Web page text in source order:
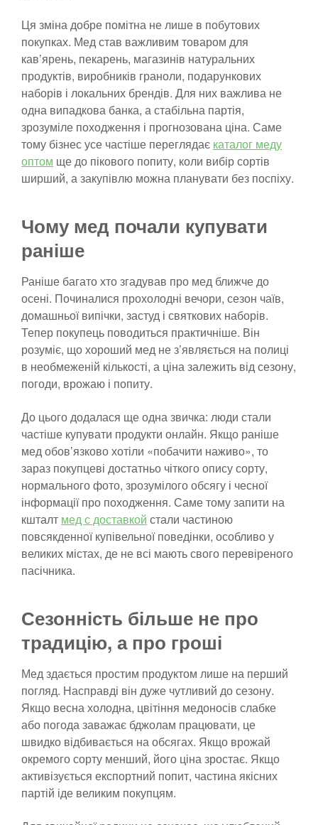
Ця зміна добре помітна не лише в побутових
покупках. Мед став важливим товаром для
кав’ярень, пекарень, магазинів натуральних
продуктів, виробників граноли, подарункових
наборів і локальних брендів. Для них важлива не
одна випадкова банка, а стабільна партія,
зрозуміле походження і прогнозована ціна. Саме
тому бізнес усе частіше переглядає каталог меду
оптом ще до пікового попиту, коли вибір сортів
ширший, а закупівлю можна планувати без поспіху.
Чому мед почали купувати
раніше
Раніше багато хто згадував про мед ближче до
осені. Починалися прохолодні вечори, сезон чаїв,
домашньої випічки, застуд і святкових наборів.
Тепер покупець поводиться практичніше. Він
розуміє, що хороший мед не з’являється на полиці
в необмеженій кількості, а ціна залежить від сезону,
погоди, врожаю і попиту.
До цього додалася ще одна звичка: люди стали
частіше купувати продукти онлайн. Якщо раніше
мед обов’язково хотіли «побачити наживо», то
зараз покупцеві достатньо чіткого опису сорту,
нормального фото, зрозумілого обсягу і чесної
інформації про походження. Саме тому запити на
кшталт мед с доставкой стали частиною
повсякденної купівельної поведінки, особливо у
великих містах, де не всі мають свого перевіреного
пасічника.
Сезонність більше не про
традицію, а про гроші
Мед здається простим продуктом лише на перший
погляд. Насправді він дуже чутливий до сезону.
Якщо весна холодна, цвітіння медоносів слабке
або погода заважає бджолам працювати, це
швидко відбивається на обсягах. Якщо врожай
окремого сорту менший, його ціна зростає. Якщо
активізується експортний попит, частина якісних
партій іде великим покупцям.